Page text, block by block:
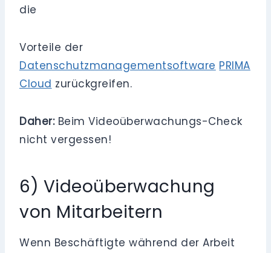
die
Vorteile der
Datenschutzmanagementsoftware PRIMA
Cloud zurückgreifen.
Daher:Beim Videoüberwachungs-Check
nicht vergessen!
6) Videoüberwachung
von Mitarbeitern
Wenn Beschäftigte während der Arbeit